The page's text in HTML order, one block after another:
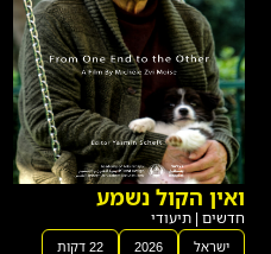
ואין הקול נשמע
חדשים |תיעודי
ישראל 2026 22 דקות